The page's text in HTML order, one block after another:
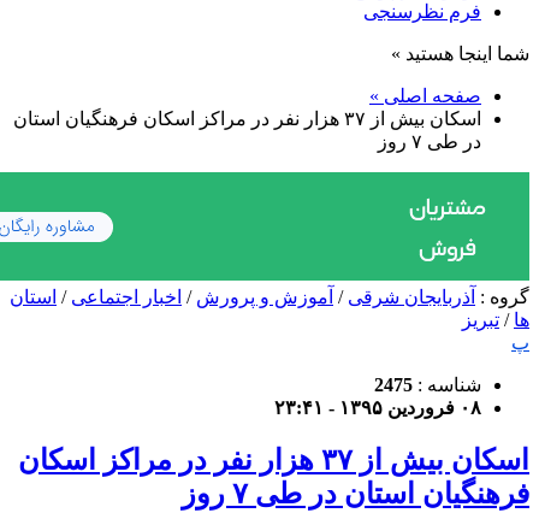
فرم نظرسنجی
شما اینجا هستید »
صفحه اصلی »
اسکان بیش از ۳۷ هزار نفر در مراکز اسکان فرهنگیان استان
در طی ۷ روز
گروه : آذربایجان شرقی / آموزش و پرورش / اخبار اجتماعی / استان
ها / تبریز
پ
شناسه : 2475
۰۸ فروردین ۱۳۹۵ - ۲۳:۴۱
اسکان بیش از ۳۷ هزار نفر در مراکز اسکان
فرهنگیان استان در طی ۷ روز